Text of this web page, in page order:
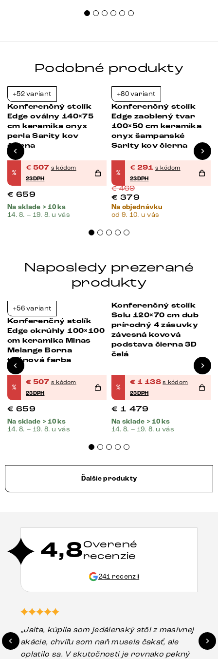
Podobné produkty
Novinka
+52 variant
Konferenčný stolík
Edge oválny 140×75
cm keramika onyx
perla Sarity kov
čierna
%
€ 507 s kódom
23DPH
€ 659
Na sklade > 10 ks
14. 8. – 19. 8. u vás
+80 variant
Konferenčný stolík
Edge zaoblený tvar
100×50 cm keramika
onyx šampanské
Sarity kov čierna
%
€ 291 s kódom
23DPH
€469
€ 379
Na objednávku
od 9. 10. u vás
Naposledy prezerané
produkty
+56 variant
Konferenčný stolík
Edge okrúhly 100×100
cm keramika Minas
Melange Borna
titánová farba
%
€ 507 s kódom
23DPH
€ 659
Na sklade > 10 ks
14. 8. – 19. 8. u vás
-23%
Konferenčný stolík
Solu 120×70 cm dub
prírodný 4 zásuvky
závesná kovová
podstava čierna 3D
čelá
%
€ 1 138 s kódom
23DPH
€ 1 479
Na sklade > 10 ks
14. 8. – 19. 8. u vás
Ďalšie produkty
4,8Overené
recenzie
241 recenzií
„Jalta, kúpila som jedálenský stôl z masívnej
akácie, chvíľu som naň musela čakať, ale
oplatilo sa. V skutočnosti je rovnako pekný